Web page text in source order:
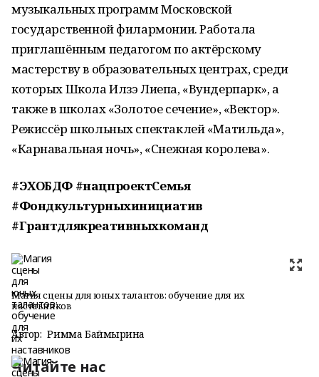
музыкальных программ Московской
государственной филармонии. Работала
приглашённым педагогом по актёрскому
мастерству в образовательных центрах, среди
которых Школа Илзэ Лиепа, «Вундерпарк», а
также в школах «Золотое сечение», «Вектор».
Режиссёр школьных спектаклей «Матильда»,
«Карнавальная ночь», «Снежная королева».
#ЭХОБДФ #нацпроектСемья
#Фондкультурныхинициатив
#Грантдлякреативныхкоманд
Магия сцены для юных талантов: обучение для их
наставников
Автор: Римма Баймырҙина
Читайте нас